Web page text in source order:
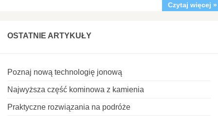
Czytaj więcej »
OSTATNIE ARTYKUŁY
Poznaj nową technologię jonową
Najwyższa część kominowa z kamienia
Praktyczne rozwiązania na podróże